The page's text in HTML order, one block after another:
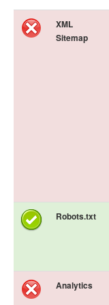
XML
Sitemap
Robots.txt
Analytics